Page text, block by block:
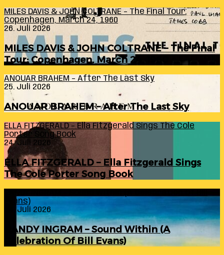
MILES DAVIS & JOHN COLTRANE – The Final Tour:
Copenhagen, March 24, 1960
26. Juli 2026
MILES DAVIS & JOHN COLTRANE – The Final
Tour: Copenhagen, March 24, 1960
ANOUAR BRAHEM – After The Last Sky
25. Juli 2026
ANOUAR BRAHEM – After The Last Sky
ELLA FITZGERALD – Ella Fitzgerald Sings The Cole
Porter Song Book
24. Juli 2026
ELLA FITZGERALD – Ella Fitzgerald Sings
The Cole Porter Song Book
Evans)
24. Juli 2026
RANDY INGRAM – Sound Within (A
Celebration Of Bill Evans)